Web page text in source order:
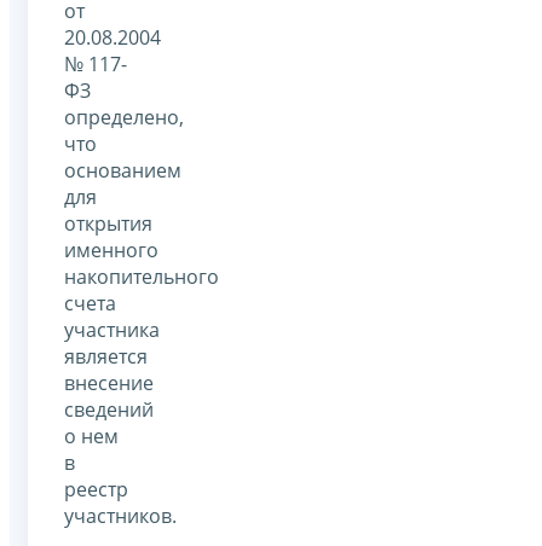
от
20.08.2004
№ 117-
ФЗ
определено,
что
основанием
для
открытия
именного
накопительного
счета
участника
является
внесение
сведений
о нем
в
реестр
участников.